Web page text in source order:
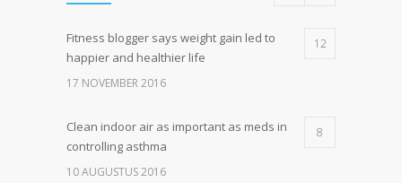
Fitness blogger says weight gain led to
happier and healthier life
12
17 NOVEMBER 2016
Clean indoor air as important as meds in
controlling asthma
8
10 AUGUSTUS 2016